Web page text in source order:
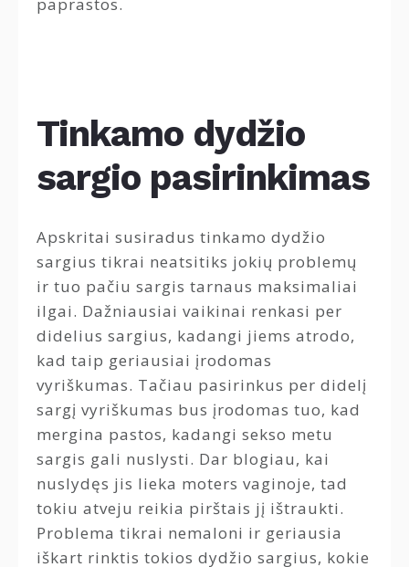
Tinkamo dydžio
sargio pasirinkimas
Apskritai susiradus tinkamo dydžio
sargius tikrai neatsitiks jokių problemų
ir tuo pačiu sargis tarnaus maksimaliai
ilgai. Dažniausiai vaikinai renkasi per
didelius sargius, kadangi jiems atrodo,
kad taip geriausiai įrodomas
vyriškumas. Tačiau pasirinkus per didelį
sargį vyriškumas bus įrodomas tuo, kad
mergina pastos, kadangi sekso metu
sargis gali nuslysti. Dar blogiau, kai
nuslydęs jis lieka moters vaginoje, tad
tokiu atveju reikia pirštais jį ištraukti.
Problema tikrai nemaloni ir geriausia
iškart rinktis tokios dydžio sargius, kokie